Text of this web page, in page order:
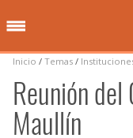
Inicio / Temas /
Reunión del
Maullín